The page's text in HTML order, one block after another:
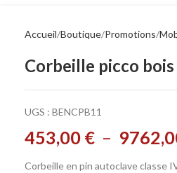
Accueil Boutique Promotions
Corbeille picco bois
UGS : BENCPB11
453,00 € –
Corbeille en pin autoclave classe